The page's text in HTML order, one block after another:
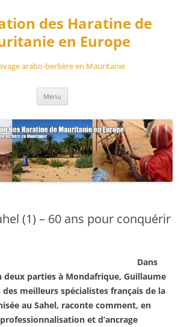
des Haratine de
en Europe
arabo-berbère en Mauritanie
Menu
(1) – 60 ans pour conquérir
Dans
deux parties à Mondafrique, Guillaume
des meilleurs spécialistes français de la
au Sahel, raconte comment, en
et d’ancrage